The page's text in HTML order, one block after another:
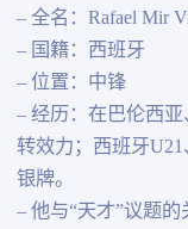
– 全名：Rafael Mir
– 国籍：西班牙
– 位置：中锋
– 经历：在巴伦西
转效力；西班牙
银牌。
– 他与“天才”议题的